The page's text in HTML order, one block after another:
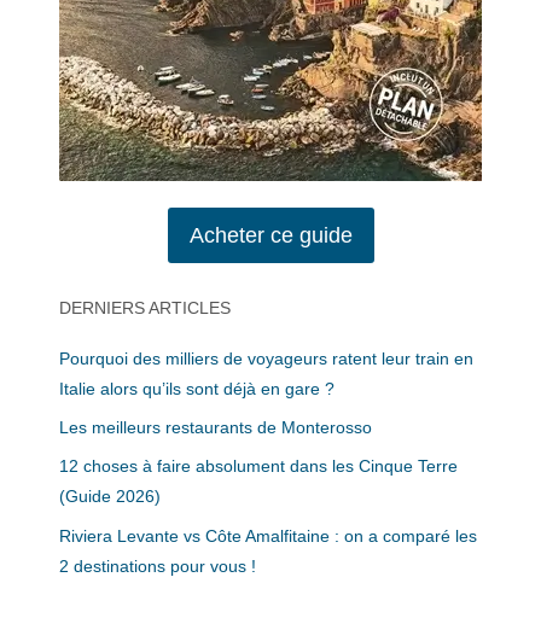
Acheter ce guide
DERNIERS ARTICLES
Pourquoi des milliers de voyageurs ratent leur train en
Italie alors qu’ils sont déjà en gare ?
Les meilleurs restaurants de Monterosso
12 choses à faire absolument dans les Cinque Terre
(Guide 2026)
Riviera Levante vs Côte Amalfitaine : on a comparé les
2 destinations pour vous !